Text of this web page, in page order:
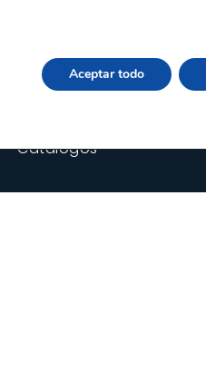
Catálogos
Aceptar todo